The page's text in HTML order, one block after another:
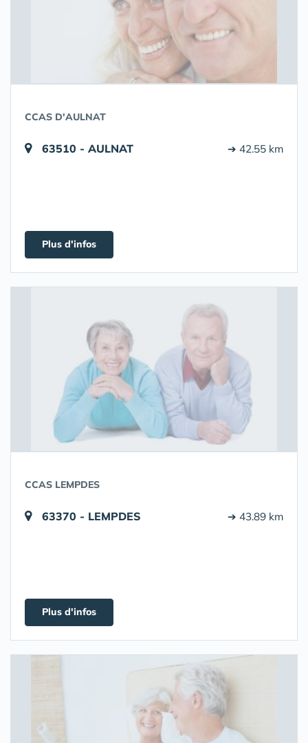
CCAS D'AULNAT
63510 - AULNAT ➔ 42.55 km
Plus d'infos
CCAS LEMPDES
63370 - LEMPDES ➔ 43.89 km
Plus d'infos